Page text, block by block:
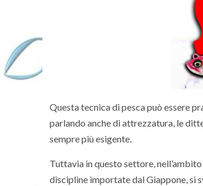
Questa tecnica di pesca può essere
parlando anche di attrezzatura, le
sempre più esigente.
Tuttavia in questo settore,
discipline importate dal Giappone, si